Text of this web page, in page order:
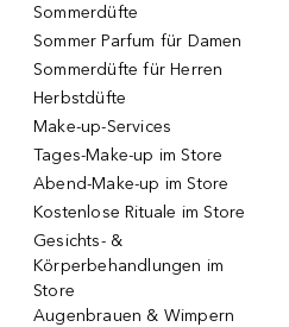
Sommerdüfte
Sommer Parfum für Damen
Sommerdüfte für Herren
Herbstdüfte
Make-up-Services
Tages-Make-up im Store
Abend-Make-up im Store
Kostenlose Rituale im Store
Gesichts- &
Körperbehandlungen im
Store
Augenbrauen & Wimpern